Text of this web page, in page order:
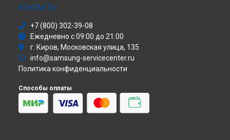
Моноблок
Атс
Смарт-часы
Варочная панель
Посудомоечная машина
Морозильная камера
Кондиционер
Духовой шкаф
Вытяжка
КОНТАКТЫ
+7 (800) 302-39-08
Ежедневно с 09:00 до 21:00
г. Киров, Московская улица, 135
info@samsung-servicecenter.ru
Политика конфиденциальности
Способы оплаты